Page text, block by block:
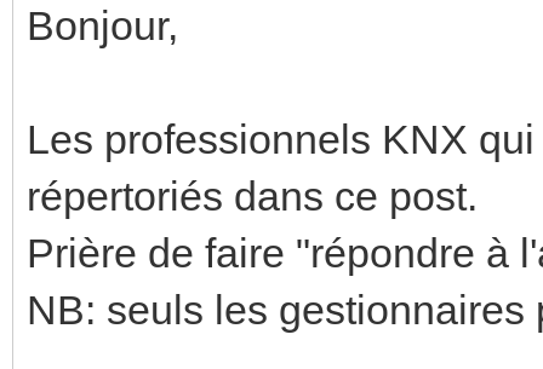
Bonjour,
Les professionnels KNX
répertoriés dans ce post.
Prière de faire "répondre à
NB: seuls les gestionnaires